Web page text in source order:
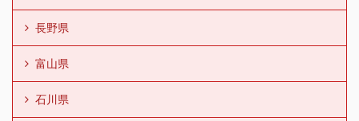
長野県
富山県
石川県